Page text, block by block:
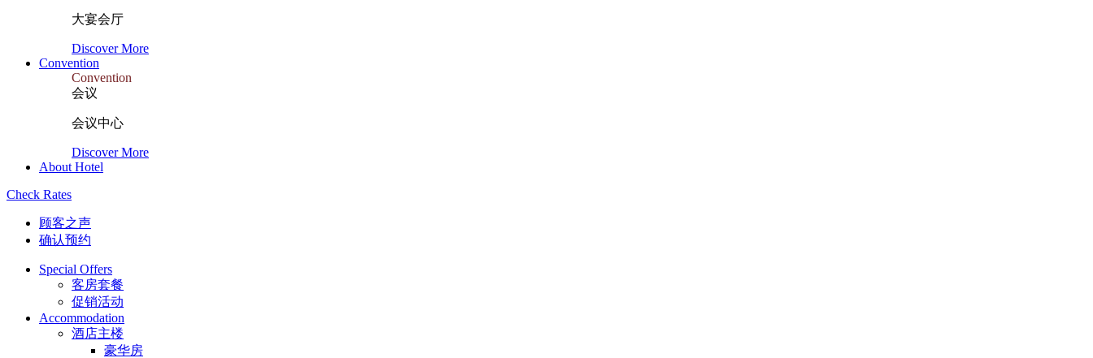
大宴会厅
Discover More
Convention
Convention
会议
会议中心
Discover More
About Hotel
Check Rates
顾客之声
确认预约
Special Offers
客房套餐
促销活动
Accommodation
酒店主楼
豪华房